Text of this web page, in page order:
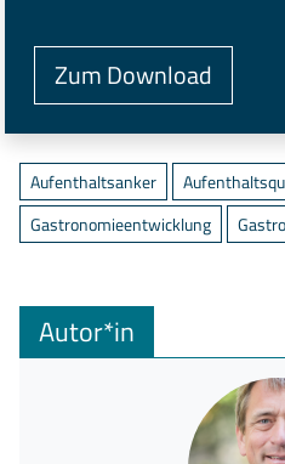
Zum Download
Aufenthaltsanker
Gastronomieentwicklung
Autor*in